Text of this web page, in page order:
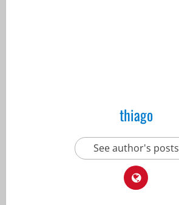
thiago
See author's posts